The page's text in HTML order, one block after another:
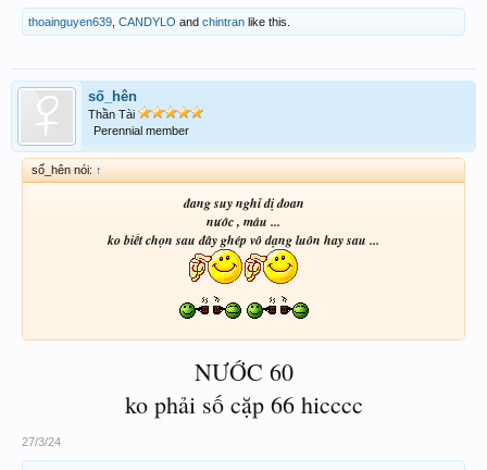
thoainguyen639 CANDYLO and chintran like this.
số_hên
Thần Tài
Perennial member
số_hên nói: ↑
đang suy nghỉ dị đoan
nước , máu ...
ko biết chọn sau đây ghép vô dạng luôn hay sau ...
NƯỚC 60
ko phải số cặp 66 hicccc
27/3/24